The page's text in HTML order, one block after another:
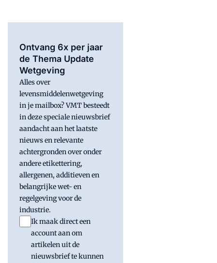
Ontvang 6x per jaar
de Thema Update
Wetgeving
Alles over
levensmiddelenwetgeving
in je mailbox? VMT besteedt
in deze speciale nieuwsbrief
aandacht aan het laatste
nieuws en relevante
achtergronden over onder
andere etikettering,
allergenen, additieven en
belangrijke wet- en
regelgeving voor de
industrie.
Ik maak direct een
account aan om
artikelen uit de
nieuwsbrief te kunnen